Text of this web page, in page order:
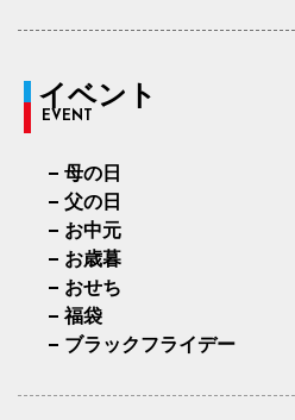
イベント
EVENT
母の日
父の日
お中元
お歳暮
おせち
福袋
ブラックフライデー